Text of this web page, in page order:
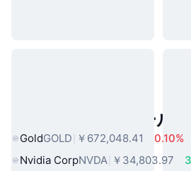
人気のリアルワール
GoldGOLD ￥672,048.41
0.10%
Nvidia CorpNVDA ￥34,803.97